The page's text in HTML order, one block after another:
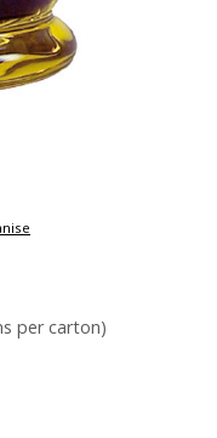
per carton)